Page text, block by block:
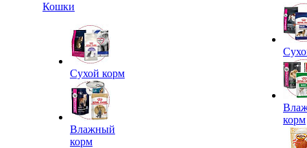
Кошки
Сухой корм
Влажный
корм
корм